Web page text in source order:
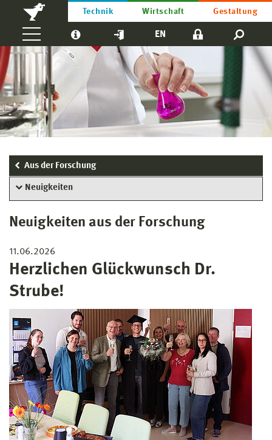
Technik Wirtschaft Gestaltung
EN
Aus der Forschung
Neuigkeiten
Neuigkeiten aus der Forschung
11.06.2026
Herzlichen Glückwunsch Dr.
Strube!